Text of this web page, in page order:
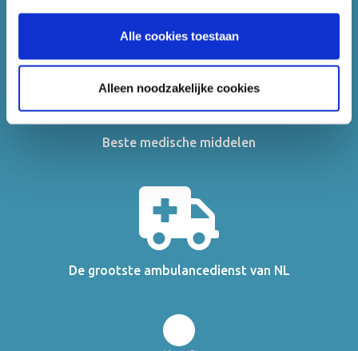
noodzakelijke cookies".
Alle cookies toestaan
Alleen noodzakelijke cookies
Beste medische middelen
De grootste ambulancedienst van NL